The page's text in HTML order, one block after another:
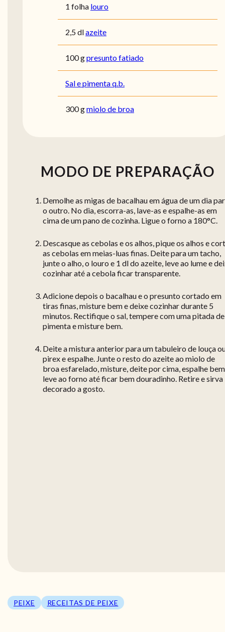
1 folha louro
2,5 dlazeite
100 gpresunto fatiado
Sal e pimenta q.b.
300 gmiolo de broa
MODO DE PREPARAÇÃO
Demolhe as migas de bacalhau em água de um dia
o outro. No dia, escorra-as, lave-as e espalhe-as em
cima de um pano de cozinha. Ligue o forno a 180°C.
Descasque as cebolas e os alhos, pique os alhos e
as cebolas em meias-luas finas. Deite para um tacho,
junte o alho, o louro e 1 dl do azeite, leve ao lume e
cozinhar até a cebola ficar transparente.
Adicione depois o bacalhau e o presunto cortado em
tiras finas, misture bem e deixe cozinhar durante 5
minutos. Rectifique o sal, tempere com uma pitada de
pimenta e misture bem.
Deite a mistura anterior para um tabuleiro de louça
pirex e espalhe. Junte o resto do azeite ao miolo de
broa esfarelado, misture, deite por cima, espalhe
leve ao forno até ficar bem douradinho. Retire e sirva
decorado a gosto.
PEIXE RECEITAS DE PEIXE